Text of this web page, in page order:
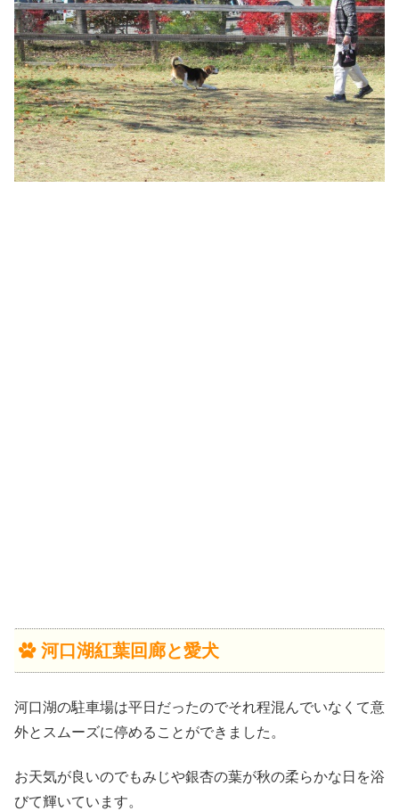
河口湖紅葉回廊と愛犬
河口湖の駐車場は平日だったのでそれ程混んでいなくて意
外とスムーズに停めることができました。
お天気が良いのでもみじや銀杏の葉が秋の柔らかな日を浴
びて輝いています。